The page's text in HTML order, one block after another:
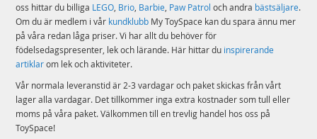
oss hittar du billiga LEGO, Brio, Barbie, Paw Patrol och andra bästsäljare.
Om du är medlem i vår kundklubb My ToySpace kan du spara ännu mer
på våra redan låga priser. Vi har allt du behöver för
födelsedagspresenter, lek och lärande. Här hittar du inspirerande
artiklarom lek och aktiviteter.
Vår normala leveranstid är 2-3 vardagar och paket skickas från vårt
lager alla vardagar. Det tillkommer inga extra kostnader som tull eller
moms på våra paket. Välkommen till en trevlig handel hos oss på
ToySpace!